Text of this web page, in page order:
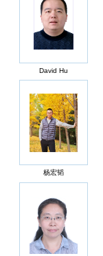
David Hu
杨宏韬